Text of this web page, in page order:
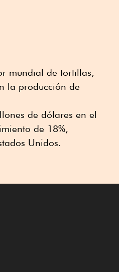
mundial de tortillas,
la producción de
de dólares en el
de 18%,
Unidos.